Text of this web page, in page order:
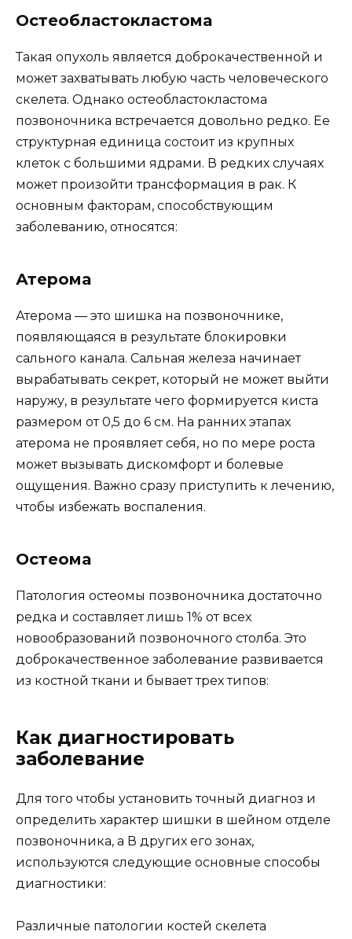
Остеобластокластома
Такая опухоль является доброкачественной и
может захватывать любую часть человеческого
скелета. Однако остеобластокластома
позвоночника встречается довольно редко. Ее
структурная единица состоит из крупных
клеток с большими ядрами. В редких случаях
может произойти трансформация в рак. К
основным факторам, способствующим
заболеванию, относятся:
Атерома
Атерома — это шишка на позвоночнике,
появляющаяся в результате блокировки
сального канала. Сальная железа начинает
вырабатывать секрет, который не может выйти
наружу, в результате чего формируется киста
размером от 0,5 до 6 см. На ранних этапах
атерома не проявляет себя, но по мере роста
может вызывать дискомфорт и болевые
ощущения. Важно сразу приступить к лечению,
чтобы избежать воспаления.
Остеома
Патология остеомы позвоночника достаточно
редка и составляет лишь 1% от всех
новообразований позвоночного столба. Это
доброкачественное заболевание развивается
из костной ткани и бывает трех типов:
Как диагностировать
заболевание
Для того чтобы установить точный диагноз и
определить характер шишки в шейном отделе
позвоночника, а В других его зонах,
используются следующие основные способы
диагностики:
Различные патологии костей скелета